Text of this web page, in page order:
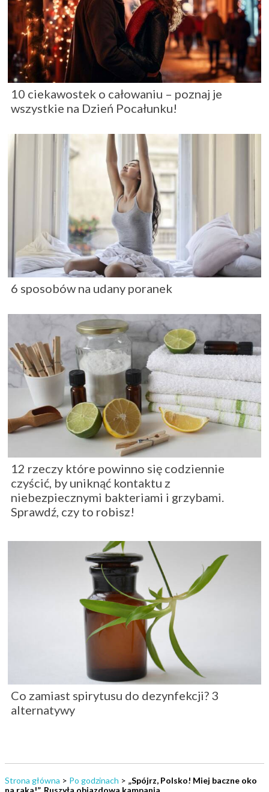
10 ciekawostek o całowaniu – poznaj je
wszystkie na Dzień Pocałunku!
6 sposobów na udany poranek
12 rzeczy które powinno się codziennie
czyścić, by uniknąć kontaktu z
niebezpiecznymi bakteriami i grzybami.
Sprawdź, czy to robisz!
Co zamiast spirytusu do dezynfekcji? 3
alternatywy
Strona główna > Po godzinach > „Spójrz, Polsko! Miej baczne oko
na raka!”. Ruszyła objazdowa kampania